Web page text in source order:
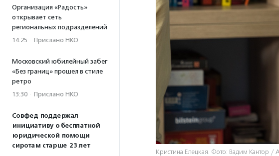
Организация «Радость»
открывает сеть
региональных подразделений
14:25 · Прислано НКО
Московский юбилейный забег
«Без границ» прошел в стиле
ретро
13:30 · Прислано НКО
Совфед поддержал
инициативу о бесплатной
юридической помощи
сиротам старше 23 лет
Кристина Елецкая. Фото: Вадим Кантор /